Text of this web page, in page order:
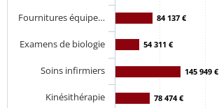
84 137 €
54 311 €
145 949 €
78 474 €
Fournitures équipe…
Examens de biologie
Soins infirmiers
Kinésithérapie